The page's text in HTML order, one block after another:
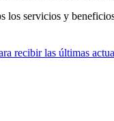
los servicios y
recibir las últimas